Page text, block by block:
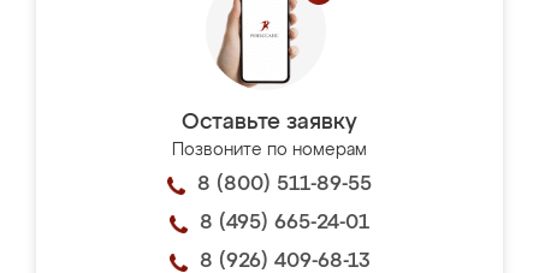
Оставьте заявку
Позвоните по номерам
8 (800) 511-89-55
8 (495) 665-24-01
8 (926) 409-68-13